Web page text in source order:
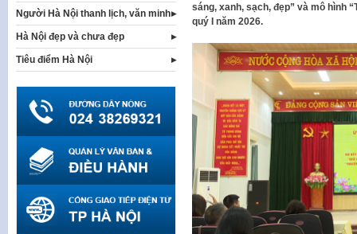
sáng, xanh, sạch, đẹp” và mô hình
quý I năm 2026.
Người Hà Nội thanh lịch, văn minh
Hà Nội đẹp và chưa đẹp
Tiêu điểm Hà Nội